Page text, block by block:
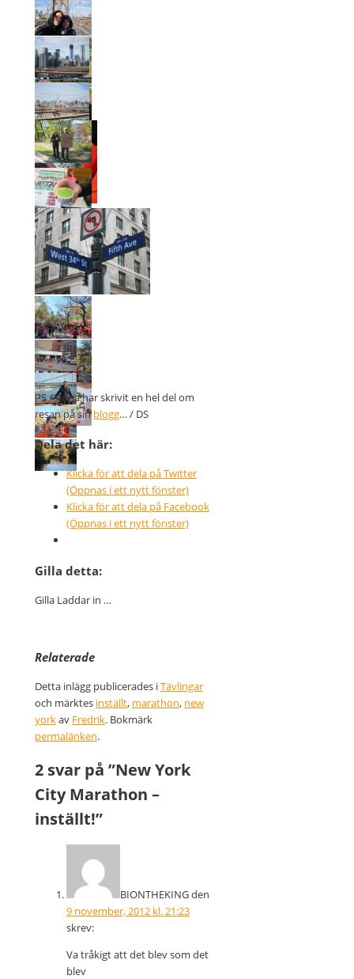
PS / Anna har skrivit en hel del om
resan på sinblogg… / DS
Dela det här:
Klicka för att dela på Twitter
(Öppnas i ett nytt fönster)
Klicka för att dela på Facebook
(Öppnas i ett nytt fönster)
Gilla detta:
Gilla Laddar in …
Relaterade
Detta inlägg publicerades iTävlingar
och märktes inställt, marathon, new
yorkav Fredrik. Bokmärk
permalänken.
2 svar på ”New York
City Marathon –
inställt!”
BIONTHEKINGden
9 november, 2012 kl. 21:23
skrev:
Va tråkigt att det blev som det
blev